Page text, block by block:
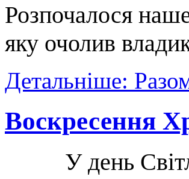
Розпочалося
яку очолив
Детальніше:
Воскресення
У день